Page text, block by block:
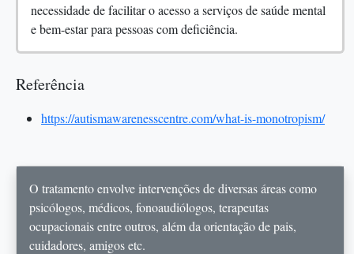
necessidade de facilitar o acesso a serviços de saúde mental
e bem-estar para pessoas com deficiência.
Referência
https://autismawarenesscentre.com/what-is-monotropism/
O tratamento envolve intervenções de diversas áreas como
psicólogos, médicos, fonoaudiólogos, terapeutas
ocupacionais entre outros, além da orientação de pais,
cuidadores, amigos etc.